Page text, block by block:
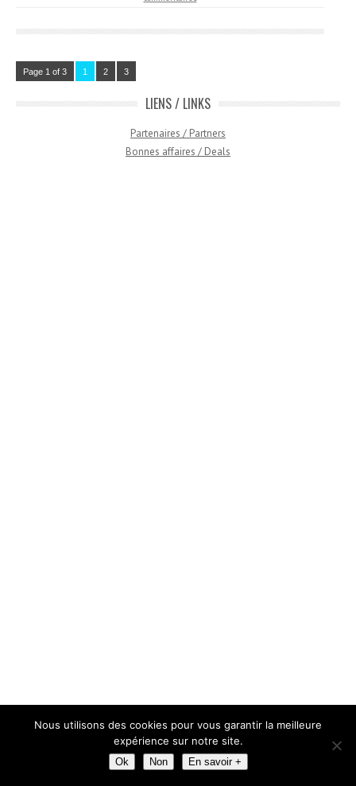
Page 1 of 3 1 2 3
LIENS / LINKS
Partenaires / Partners
Bonnes affaires / Deals
CATEGORIES
Nous utilisons des cookies pour vous garantir la meilleure
expérience sur notre site.
Ok Non En savoir +